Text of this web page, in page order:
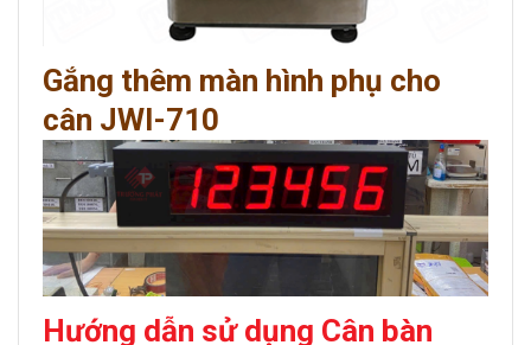
Gắng thêm màn hình phụ cho
cân JWI-710
Hướng dẫn sử dụng Cân bàn